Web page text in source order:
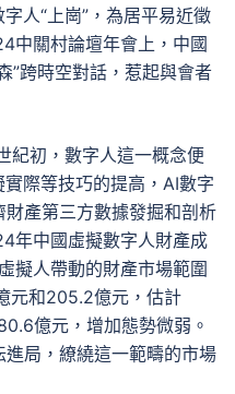
人“上崗”，為居平易近徵
中關村論壇年會上，中國
”跨時空對話，惹起與會者
紀初，數字人這一概念便
際等技巧的提高，AI數字
產第三方數據發掘和剖析
年中國虛擬數字人財產成
擬人帶動的財產市場範圍
元和205.2億元，估計
億元，增加態勢微弱。
局，繚繞這一範疇的市場